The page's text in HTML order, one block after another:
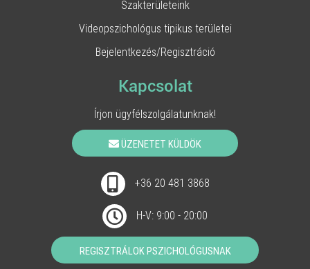
Szakterületeink
Videopszichológus tipikus területei
Bejelentkezés/Regisztráció
Kapcsolat
Írjon ügyfélszolgálatunknak!
ÜZENETET KÜLDÖK
+36 20 481 3868
H-V: 9:00 - 20:00
REGISZTRÁLOK PSZICHOLÓGUSNAK